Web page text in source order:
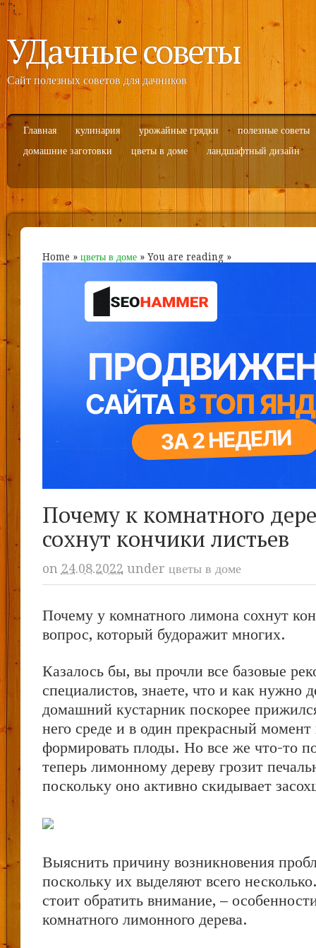
" ";
УДачные советы
Сайт полезных советов для дачников
Главная кулинария урожайные грядки
полезные советы
домашние заготовки
цветы в доме ландшафтный дизайн
Home » цветы в доме» You are reading »
Почему к комнатного
сохнут кончики листьев
on 24.08.2022 under цветы в доме
Почему у комнатного лимона сохнут
вопрос, который будоражит многих.
Казалось бы, вы прочли все базовые
специалистов, знаете, что и как нужно
домашний кустарник поскорее
него среде и в один прекрасный момент
формировать плоды. Но все же что-то
теперь лимонному дереву грозит
поскольку оно активно скидывает
Выяснить причину возникновения
поскольку их выделяют всего
стоит обратить внимание, –
комнатного лимонного дерева.